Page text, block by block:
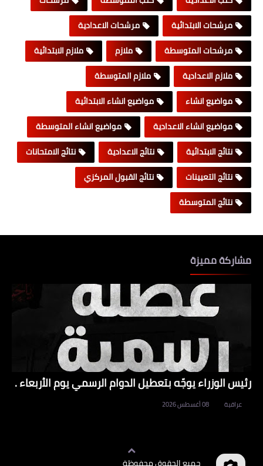
مرشحات الابتدائية
مرشحات الاعدادية
مرشحات المتوسطة
ملازم
ملازم الابتدائية
ملازم الاعدادية
ملازم المتوسطة
مواضيع انشاء
مواضيع انشاء الابتدائية
مواضيع انشاء الاعدادية
مواضيع انشاء المتوسطة
نتائج الابتدائية
نتائج الاعدادية
نتائج الامتحانات
نتائج التعيينات
نتائج القبول المركزي
نتائج المتوسطة
مشاركة مميزة
رئيس الوزراء يوجّه بتعطيل الدوام الرسمي يوم الأربعاء .
عراقية 08 أغسطس 2026